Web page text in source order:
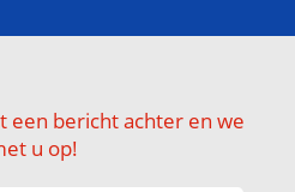
een bericht achter en we
u op!